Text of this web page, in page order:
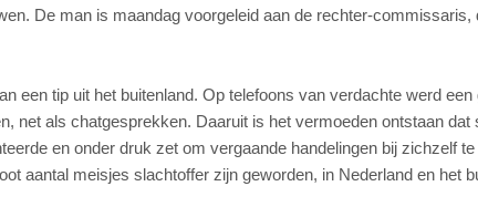
De man is maandag voorgeleid aan de rechter-commissaris,
een tip uit het buitenland. Op telefoons van verdachte werd een
net als chatgesprekken. Daaruit is het vermoeden ontstaan dat
en onder druk zet om vergaande handelingen bij zichzelf
aantal meisjes slachtoffer zijn geworden, in Nederland en het